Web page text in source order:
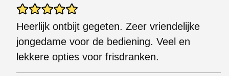
Heerlijk ontbijt gegeten. Zeer vriendelijke
jongedame voor de bediening. Veel en
lekkere opties voor frisdranken.